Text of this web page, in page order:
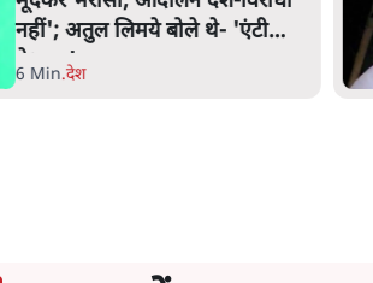
नहीं'; अतुल लिमये बोले थे- 'एंटी
नेशनल'
6 Min.देश